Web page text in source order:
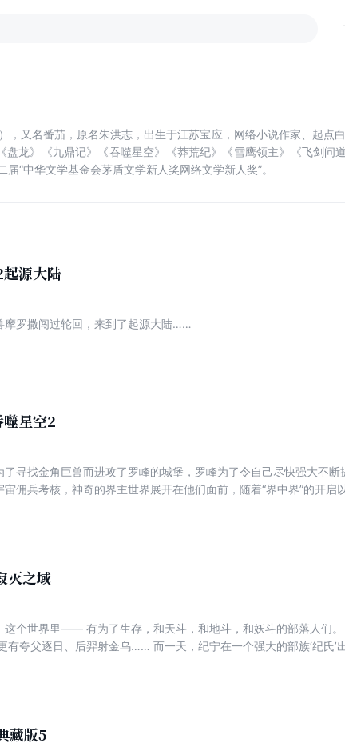
又名番茄，原名朱洪志，出生于江苏宝应，网络小说作家、起点
盘龙》《九鼎记》《吞噬星空》《莽荒纪》《雪鹰领主》《飞剑问
“中华文学基金会茅盾文学新人奖网络文学新人奖”。
源大陆
摩罗撒闯过轮回，来到了起源大陆……
噬星空2
了寻找金角巨兽而进攻了罗峰的城堡，罗峰为了令自己尽快强大不
宙佣兵考核，神奇的界主世界展开在他们面前，随着“界中界”的开启
灭之域
斗，和妖斗的部落人们。 有为了逍遥长生，历三灾九劫，纵死无悔
藏版5